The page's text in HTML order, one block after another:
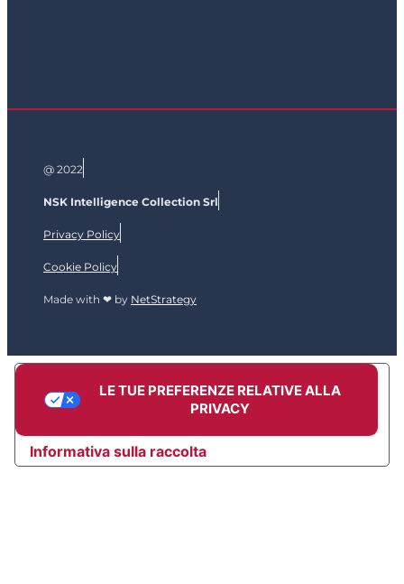
@ 2022
NSK Intelligence Collection Srl
Privacy Policy
Cookie Policy
Made with ❤ by NetStrategy
Informativa sulla raccolta
LE TUE PREFERENZE RELATIVE ALLA
PRIVACY